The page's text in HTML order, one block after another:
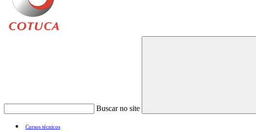
Buscar no site
Buscar
Cursos técnicos